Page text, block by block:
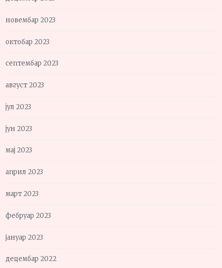
новембар 2023
октобар 2023
септембар 2023
август 2023
јул 2023
јун 2023
мај 2023
април 2023
март 2023
фебруар 2023
јануар 2023
децембар 2022